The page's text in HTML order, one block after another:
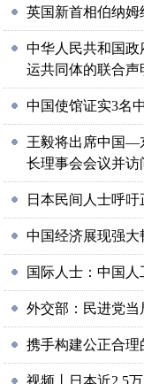
英国新首相伯纳姆
中华人民共和国
运共同体的联合声
中国使馆证实3名
王毅将出席中国—
长理事会会议并访
日本民间人士呼
中国经济展现强大
国际人士：中国
外交部：民进党当
携手构建公正合
视频丨日本近2.5